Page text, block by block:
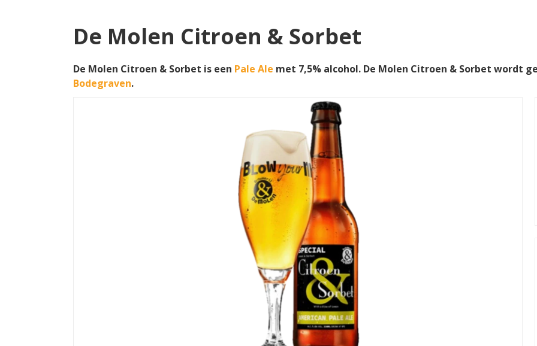
De Molen Citroen & Sorbet
De Molen Citroen & Sorbet is een Pale Ale met 7,5% alcohol. De Molen Citroen & Sorbet wordt
Bodegraven.